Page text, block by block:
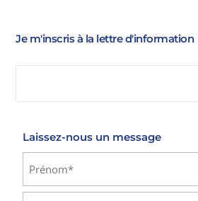
Je m'inscris à la lettre d'information
Laissez-nous un message
Prénom